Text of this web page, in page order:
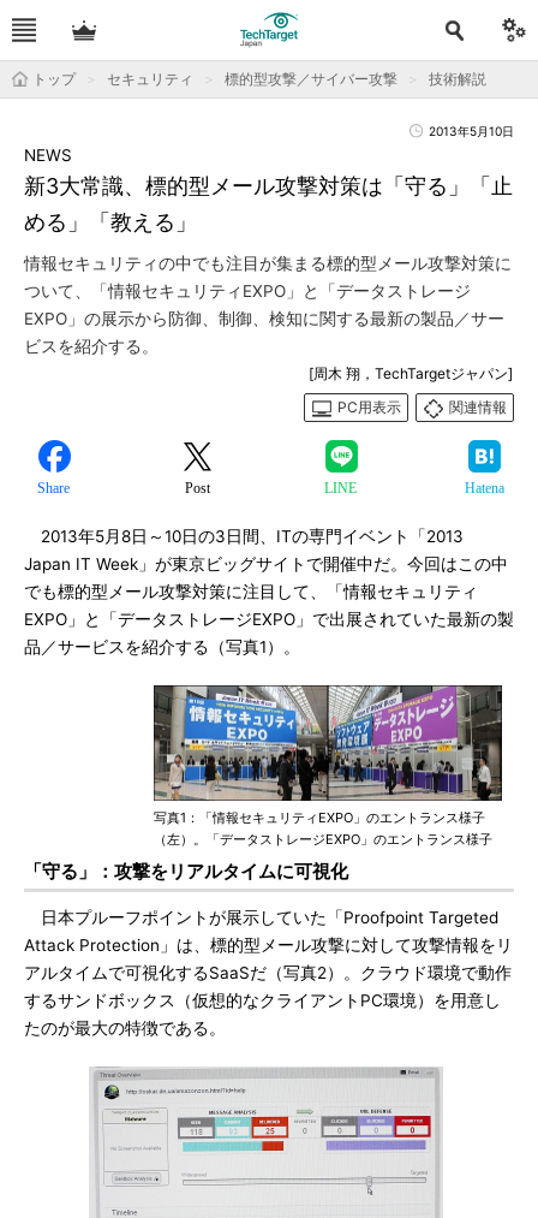
トップ セキュリティ 標的型攻撃／サイバー攻撃 技術解説
2013年5月10日
新3大常識、標的型メール攻撃対策は「守る」「止
める」「教える」
NEWS
情報セキュリティの中でも注目が集まる標的型メール攻撃対策に
ついて、「情報セキュリティEXPO」と「データストレージ
EXPO」の展示から防御、制御、検知に関する最新の製品／サー
ビスを紹介する。
[周木 翔，TechTargetジャパン]
PC用表示
関連情報
Share Post LINE Hatena
2013年5月8日～10日の3日間、ITの専門イベント「2013
Japan IT Week」が東京ビッグサイトで開催中だ。今回はこの中
でも標的型メール攻撃対策に注目して、「情報セキュリティ
EXPO」と「データストレージEXPO」で出展されていた最新の製
品／サービスを紹介する（写真1）。
写真1：「情報セキュリティEXPO」のエントランス様子
（左）。「データストレージEXPO」のエントランス様子
「守る」：攻撃をリアルタイムに可視化
日本プルーフポイントが展示していた「Proofpoint Targeted
Attack Protection」は、標的型メール攻撃に対して攻撃情報をリ
アルタイムで可視化するSaaSだ（写真2）。クラウド環境で動作
するサンドボックス（仮想的なクライアントPC環境）を用意し
たのが最大の特徴である。